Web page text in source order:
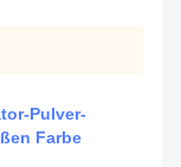
Pulver-
Farbe